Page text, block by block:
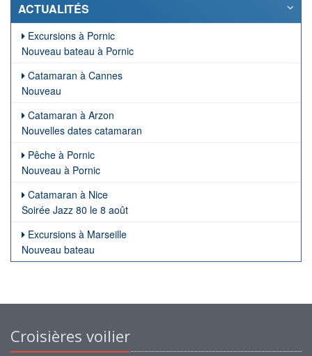
ACTUALITÉS
Excursions à Pornic
Nouveau bateau à Pornic
Catamaran à Cannes
Nouveau
Catamaran à Arzon
Nouvelles dates catamaran
Pêche à Pornic
Nouveau à Pornic
Catamaran à Nice
Soirée Jazz 80 le 8 août
Excursions à Marseille
Nouveau bateau
Croisières voilier